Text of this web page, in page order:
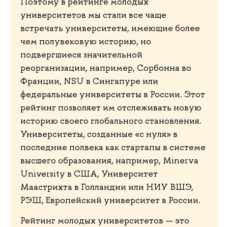
университетов мы стали все чаще
встречать университеты, имеющие более
чем полувековую историю, но
подвергшиеся значительной
реорганизации, например, Сорбонна во
Франции, NSU в Сингапуре или
федеральные университеты в России. Этот
рейтинг позволяет им отслеживать новую
историю своего глобального становления.
Университеты, созданные «с нуля» в
последние полвека как стартапы в системе
высшего образования, например, Minerva
University в США, Университет
Маастрихта в Голландии или НИУ ВШЭ,
РЭШ, Европейский университет в России.
Рейтинг молодых университетов — это